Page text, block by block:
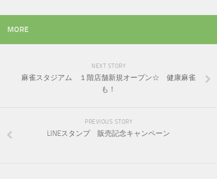
MORE
NEXT STORY
麻雀スタジアム １階店舗新規オープン☆ 健康麻雀
も！
PREVIOUS STORY
LINEスタンプ 販売記念キャンペーン